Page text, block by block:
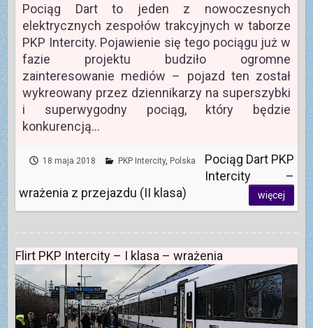
Pociąg Dart to jeden z nowoczesnych
elektrycznych zespołów trakcyjnych w taborze
PKP Intercity. Pojawienie się tego pociągu już w
fazie projektu budziło ogromne
zainteresowanie mediów – pojazd ten został
wykreowany przez dziennikarzy na superszybki
i superwygodny pociąg, który będzie
konkurencją…
18 maja 2018 PKP Intercity, Polska
Pociąg Dart PKP
Intercity –
wrażenia z przejazdu (II klasa)
więcej
Flirt PKP Intercity – I klasa – wrażenia